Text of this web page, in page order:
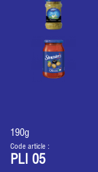
190g
Code article :
PLI 05